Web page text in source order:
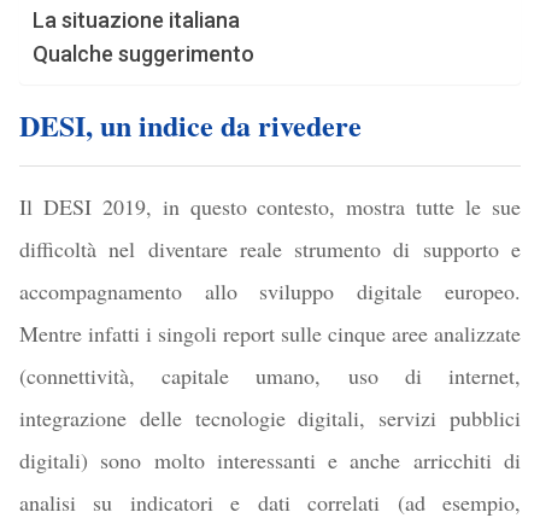
La situazione italiana
Qualche suggerimento
DESI, un indice da rivedere
Il DESI 2019, in questo contesto, mostra tutte le sue
difficoltà nel diventare reale strumento di supporto e
accompagnamento allo sviluppo digitale europeo.
Mentre infatti i singoli report sulle cinque aree analizzate
(connettività, capitale umano, uso di internet,
integrazione delle tecnologie digitali, servizi pubblici
digitali) sono molto interessanti e anche arricchiti di
analisi su indicatori e dati correlati (ad esempio,